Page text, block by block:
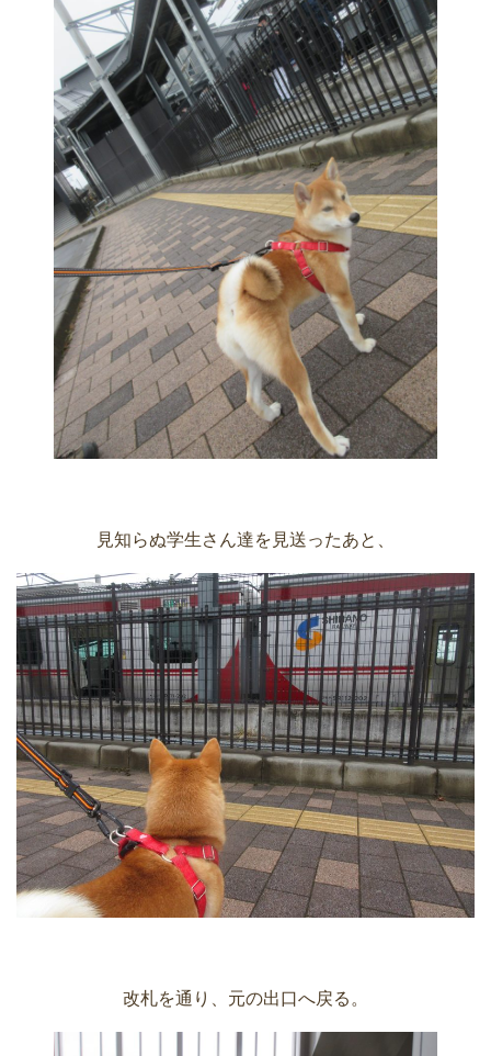
見知らぬ学生さん達を見送ったあと、
改札を通り、元の出口へ戻る。